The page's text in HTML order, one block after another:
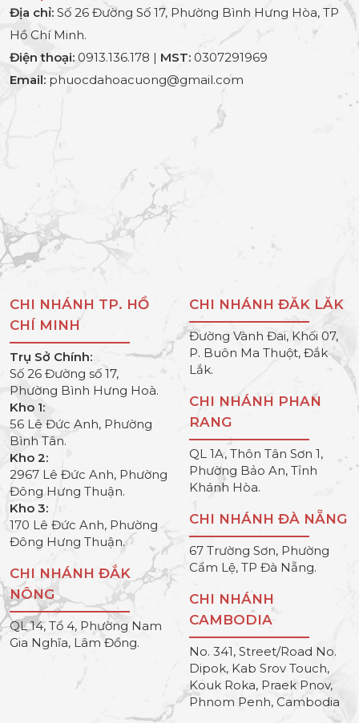
Địa chỉ: Số 26 Đường Số 17, Phường Bình Hưng Hòa, TP
Hồ Chí Minh.
Điện thoại: 0913.136.178 | MST: 0307291969
Email: phuocdahoacuong@gmail.com
CHI NHÁNH TP. HỒ
CHÍ MINH
Trụ Sở Chính:
Số 26 Đường số 17,
Phường Bình Hưng Hoà.
Kho 1:
56 Lê Đức Anh, Phường
Bình Tân.
Kho 2:
2967 Lê Đức Anh, Phường
Đông Hưng Thuận.
Kho 3:
170 Lê Đức Anh, Phường
Đông Hưng Thuận.
CHI NHÁNH ĐẮK
NÔNG
QL 14, Tổ 4, Phường Nam
Gia Nghĩa, Lâm Đồng.
CHI NHÁNH ĐĂK LĂK
Đường Vành Đai, Khối 07,
P. Buôn Ma Thuột, Đắk
Lắk.
CHI NHÁNH PHAN
RANG
QL 1A, Thôn Tân Sơn 1,
Phường Bảo An, Tỉnh
Khánh Hòa.
CHI NHÁNH ĐÀ NẴNG
67 Trường Sơn, Phường
Cẩm Lệ, TP Đà Nẵng.
CHI NHÁNH
CAMBODIA
No. 341, Street/Road No.
Dipok, Kab Srov Touch,
Kouk Roka, Praek Pnov,
Phnom Penh, Cambodia